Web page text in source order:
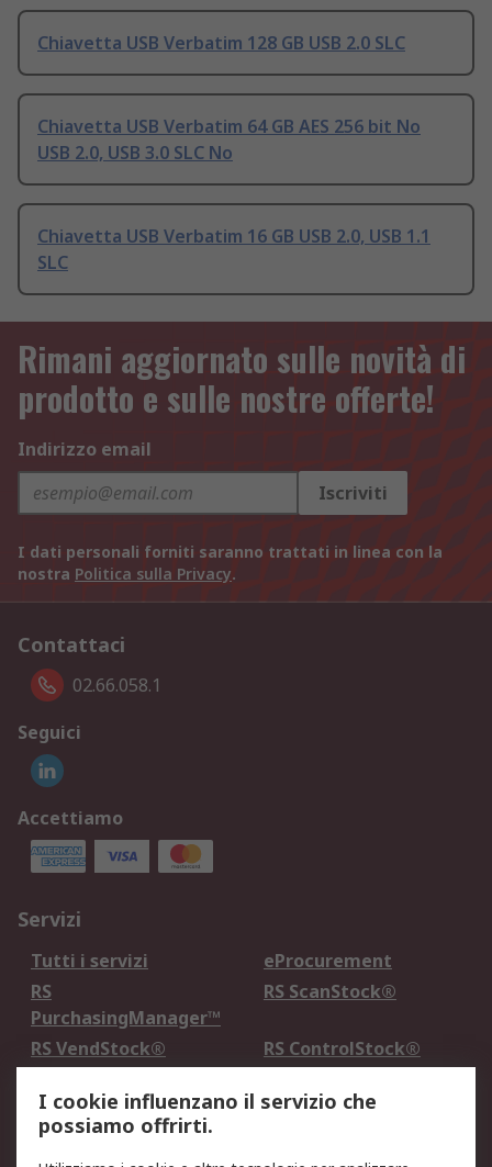
Chiavetta USB Verbatim 128 GB USB 2.0 SLC
Chiavetta USB Verbatim 64 GB AES 256 bit No
USB 2.0, USB 3.0 SLC No
Chiavetta USB Verbatim 16 GB USB 2.0, USB 1.1
SLC
Rimani aggiornato sulle novità di
prodotto e sulle nostre offerte!
Indirizzo email
Iscriviti
I dati personali forniti saranno trattati in linea con la
nostra Politica sulla Privacy.
Contattaci
02.66.058.1
Seguici
Accettiamo
Servizi
Tutti i servizi
eProcurement
RS
PurchasingManager™
RS ScanStock®
RS VendStock®
RS ControlStock®
Legale
I cookie influenzano il servizio che
possiamo offrirti.